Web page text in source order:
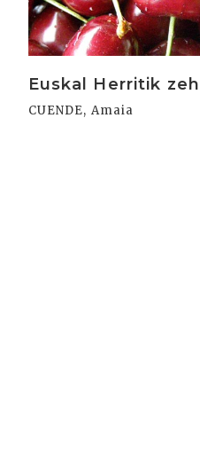
Euskal Herritik
CUENDE, Amaia